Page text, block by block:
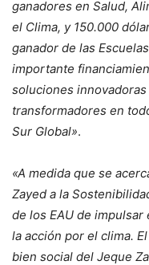
ganadores en Salud,
el Clima, y 150.000
ganador de las
importante
soluciones
transformadores en
Sur Global».
«A medida que se
Zayed a la
de los EAU de
la acción por el clima.
bien social del Jeque